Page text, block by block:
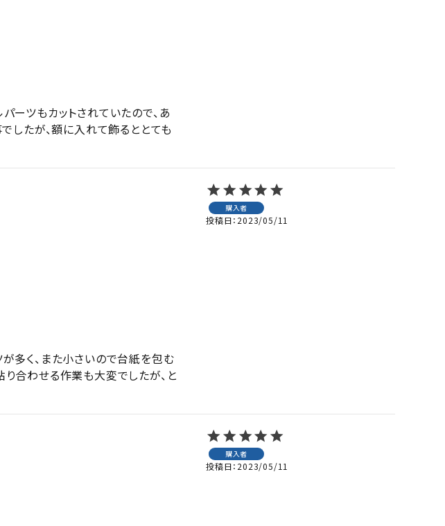
ーツもカットされていたので、あ
したが、額に入れて飾るととても
購入者
投稿日 2023/05/11
多く、また小さいので台紙を包む
合わせる作業も大変でしたが、と
購入者
投稿日 2023/05/11